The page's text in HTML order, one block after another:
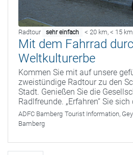
Radtour sehr einfach < 20 km, < 15
Mit dem Fahrrad
Weltkulturerbe
Kommen Sie mit auf unsere
zweistündige Radtour zu den
Stadt. Genießen Sie die
Radlfreunde. „Erfahren“ Sie
ADFC Bamberg Tourist Information,
Bamberg